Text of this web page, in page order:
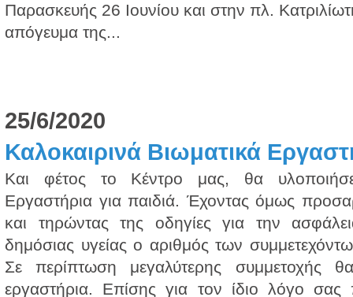
Παρασκευής 26 Ιουνίου και στην πλ.
απόγευμα της...
25/6/2020
Καλοκαιρινά Βιωματικά
Και φέτος το Κέντρο μας, θα
Εργαστήρια για παιδιά. Έχοντας όμως
και τηρώντας της οδηγίες για την
δημόσιας υγείας ο αριθμός των
Σε περίπτωση μεγαλύτερης συμμετοχής
εργαστήρια. Επίσης για τον ίδιο λόγο